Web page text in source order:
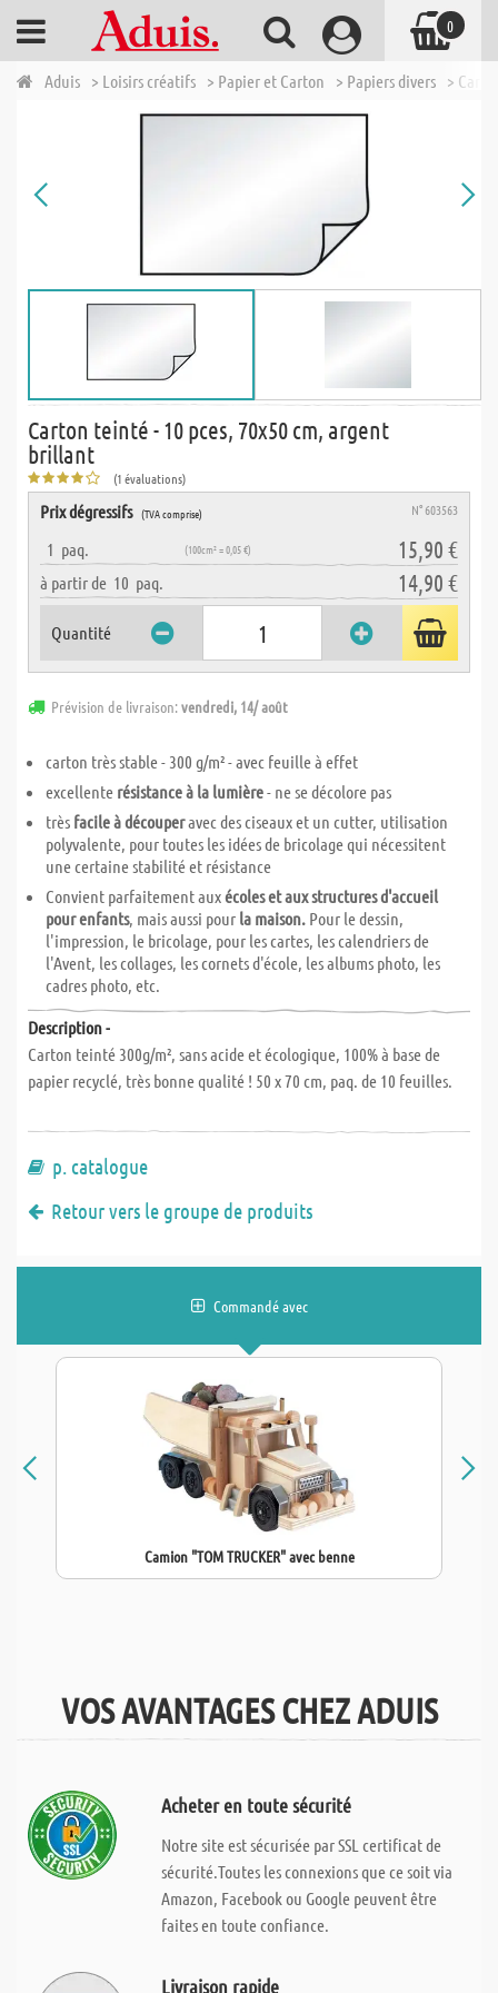
Aduis > Loisirs créatifs > Papier et Carton > Papiers divers >
Carton teinté - 10 pces, 70x50 cm, argent
brillant
(1 évaluations)
Prix dégressifs (TVA comprise) N° 603563
1 paq. (100cm² = 0,05 €) 15,90 €
à partir de 10 paq. 14,90 €
Quantité
Prévision de livraison:vendredi, 14/ août
carton très stable - 300 g/m² - avec feuille à effet
excellente résistance à la lumière- ne se décolore pas
très facile à découperavec des ciseaux et un cutter, utilisation
polyvalente, pour toutes les idées de bricolage qui nécessitent
une certaine stabilité et résistance
Convient parfaitement auxécoles et aux structures d'accueil
pour enfants, mais aussi pour la maison. Pour le dessin,
l'impression, le bricolage, pour les cartes, les calendriers de
l'Avent, les collages, les cornets d'école, les albums photo, les
cadres photo, etc.
Description -
Carton teinté 300g/m², sans acide et écologique, 100% à base de
papier recyclé, très bonne qualité ! 50 x 70 cm, paq. de 10 feuilles.
p. catalogue
Retour vers le groupe de produits
Commandé avec
Camion "TOM TRUCKER" avec benne
VOS AVANTAGES CHEZ ADUIS
Acheter en toute sécurité
Notre site est sécurisée par SSL certificat de
sécurité.Toutes les connexions que ce soit via
Amazon, Facebook ou Google peuvent être
faites en toute confiance.
Livraison rapide
0